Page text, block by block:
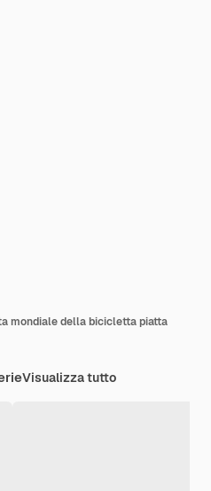
mondiale della bicicletta piatta
Visualizza tutto